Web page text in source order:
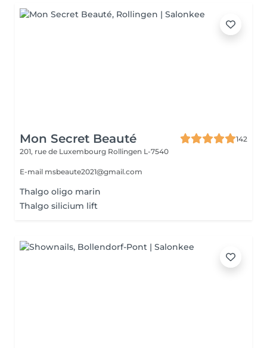
Mon Secret Beauté
142
201, rue de Luxembourg Rollingen L-7540
E-mail msbeaute2021@gmail.com
Thalgo oligo marin
Thalgo silicium lift